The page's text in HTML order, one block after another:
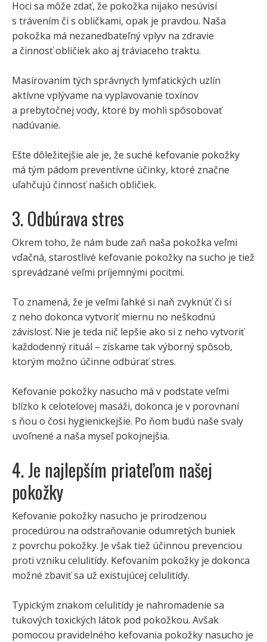
Hoci sa môže zdať, že pokožka nijako nesúvisí
s trávením či s obličkami, opak je pravdou. Naša
pokožka má nezanedbateľný vplyv na zdravie
a činnosť obličiek ako aj tráviaceho traktu.
Masírovaním tých správnych lymfatických uzlín
aktívne vplývame na vyplavovanie toxínov
a prebytočnej vody, ktoré by mohli spôsobovať
nadúvanie.
Ešte dôležitejšie ale je, že suché kefovanie pokožky
má tým pádom preventívne účinky, ktoré značne
uľahčujú činnosť našich obličiek.
3. Odbúrava stres
Okrem toho, že nám bude zaň naša pokožka veľmi
vďačná, starostlivé kefovanie pokožky na sucho je tiež
sprevádzané veľmi príjemnými pocitmi.
To znamená, že je veľmi ľahké si naň zvyknúť či si
z neho dokonca vytvoriť miernu no neškodnú
závislosť. Nie je teda nič lepšie ako si z neho vytvoriť
každodenný rituál – získame tak výborný spôsob,
ktorým možno účinne odbúrať stres.
Kefovanie pokožky nasucho má v podstate veľmi
blízko k celotelovej masáži, dokonca je v porovnaní
s ňou o čosi hygienickejšie. Po ňom budú naše svaly
uvoľnené a naša myseľ pokojnejšia.
4. Je najlepším priateľom našej
pokožky
Kefovanie pokožky nasucho je prirodzenou
procedúrou na odstraňovanie odumretých buniek
z povrchu pokožky. Je však tiež účinnou prevenciou
proti vzniku celulitídy. Kefovaním pokožky je dokonca
možné zbaviť sa už existujúcej celulitídy.
Typickým znakom celulitídy je nahromadenie sa
tukových toxických látok pod pokožkou. Avšak
pomocou pravidelného kefovania pokožky nasucho je